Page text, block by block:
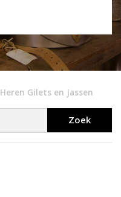
Heren Gilets en Jassen
Zoek